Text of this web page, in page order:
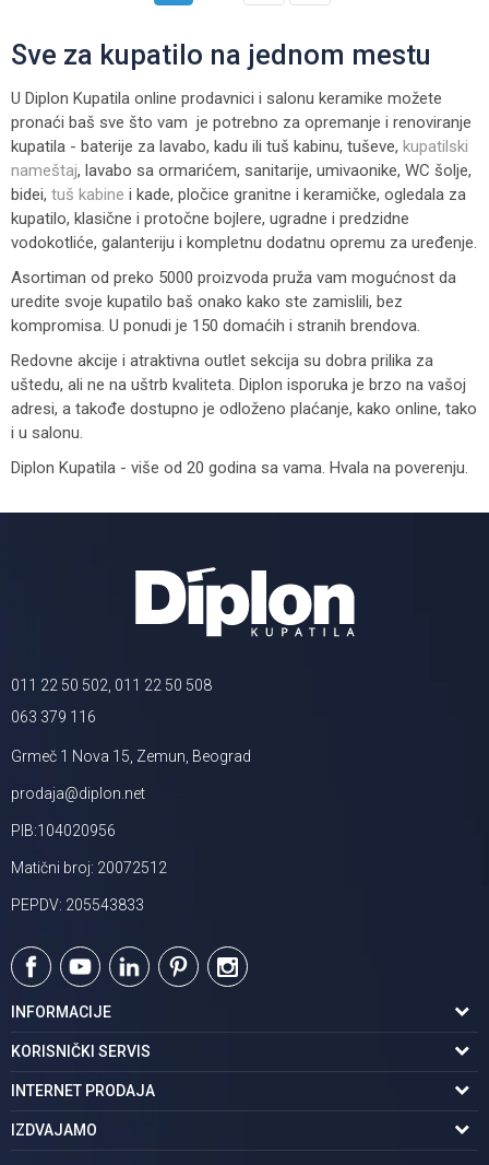
Sve za kupatilo na jednom mestu
U Diplon Kupatila online prodavnici i salonu keramike možete
pronaći baš sve što vam je potrebno za opremanje i renoviranje
kupatila - baterije za lavabo, kadu ili tuš kabinu, tuševe, kupatilski
nameštaj, lavabo sa ormarićem, sanitarije, umivaonike, WC šolje,
bidei, tuš kabine i kade, pločice granitne i keramičke, ogledala za
kupatilo, klasične i protočne bojlere, ugradne i predzidne
vodokotliće, galanteriju i kompletnu dodatnu opremu za uređenje.
Asortiman od preko 5000 proizvoda pruža vam mogućnost da
uredite svoje kupatilo baš onako kako ste zamislili, bez
kompromisa. U ponudi je 150 domaćih i stranih brendova.
Redovne akcije i atraktivna outlet sekcija su dobra prilika za
uštedu, ali ne na uštrb kvaliteta. Diplon isporuka je brzo na vašoj
adresi, a takođe dostupno je odloženo plaćanje, kako online, tako
i u salonu.
Diplon Kupatila - više od 20 godina sa vama. Hvala na poverenju.
011 22 50 502, 011 22 50 508
063 379 116
Grmeč 1 Nova 15, Zemun, Beograd
prodaja@diplon.net
PIB:104020956
Matični broj: 20072512
PEPDV: 205543833
INFORMACIJE
O nama
Podaci o trgovcu
Karijera | postani deo tima
KORISNIČKI SERVIS
Uslovi korišćenja
Politika privatnosti
INTERNET PRODAJA
Kako kupiti
IZDVAJAMO